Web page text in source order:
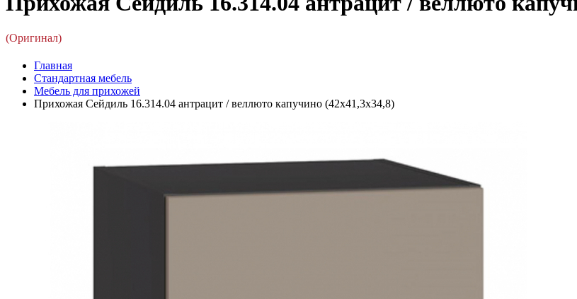
(Оригинал)
Главная
Стандартная мебель
Мебель для прихожей
Прихожая Сейдиль 16.314.04 антрацит / веллюто капучино (42x41,3x34,8)